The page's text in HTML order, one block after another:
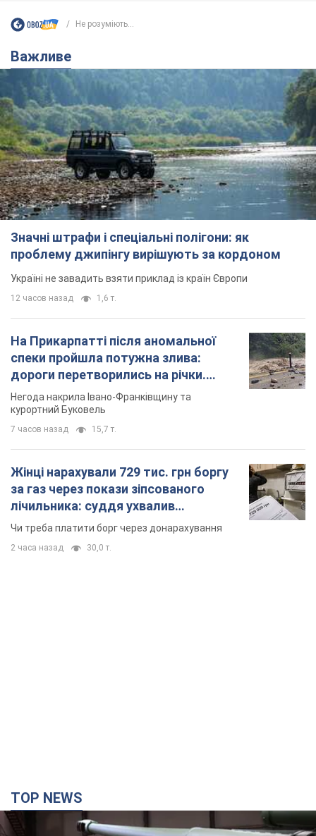
Не розуміють...
Важливе
Значні штрафи і спеціальні полігони: як
проблему джипінгу вирішують за кордоном
Україні не завадить взяти приклад із країн Європи
12 часов назад 1,6 т.
На Прикарпатті після аномальної
спеки пройшла потужна злива:
дороги перетворились на річки.
Відео
Негода накрила Івано-Франківщину та
курортний Буковель
7 часов назад 15,7 т.
Жінці нарахували 729 тис. грн боргу
за газ через покази зіпсованого
лічильника: суддя ухвалив
неочікуване рішення
Чи треба платити борг через донарахування
2 часа назад 30,0 т.
TOP NEWS